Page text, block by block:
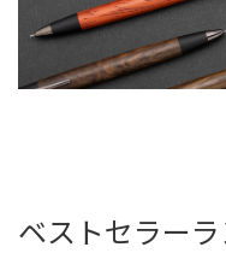
ベストセラー